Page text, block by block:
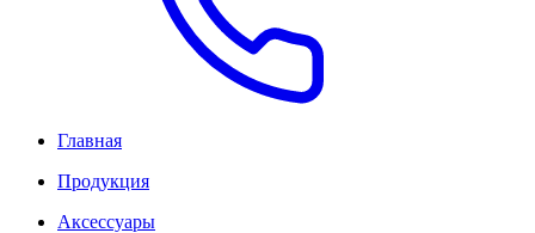
Главная
Продукция
Аксессуары